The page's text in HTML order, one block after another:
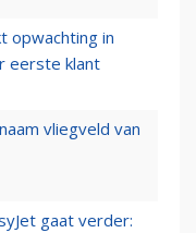
opwachting in
eerste klant
vliegveld van
gaat verder: